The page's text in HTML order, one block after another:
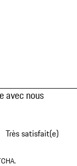
avec nous
Très satisfait(e)